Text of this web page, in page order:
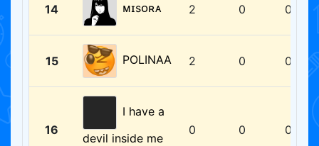
14 ᴍɪsᴏʀᴀ 2 0 0
15 POLINAA 2 0 0
16
I have a
devil inside me
0 0 0